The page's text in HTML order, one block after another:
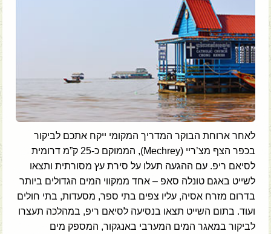
לאחר ארוחת הבוקר המדריך המקומי ייקח אתכם לביקור
בכפר הצף מצ’ריי (Mechrey), הממוקם כ-25 ק”מ דרומית
לסיאם ריפ. עם ההגעה תעלו על סירת עץ מסורתית ותצאו
לשייט באגם טונלה סאפ – אחד ממקווי המים הגדולים ביותר
בדרום מזרח אסיה, עליו צפים בתי ספר, מסעדות, בתי חולים
ועוד. בתום השייט תצאו בנסיעה לסיאם ריפ, במהלכה תעצרו
לביקור במאגר המים המערבי באנגקור, המספק מים